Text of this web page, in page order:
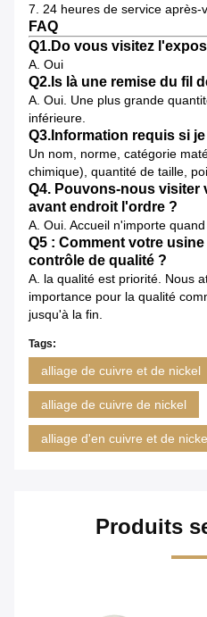
7. 24 heures de service après-
FAQ
Q1.Do vous visitez
A. Oui
Q2.Is là une remise du fil
A. Oui. Une plus grande
inférieure.
Q3.Information requis si
Un nom, norme, catégorie
chimique), quantité de taille,
Q4. Pouvons-nous visiter
avant endroit l'ordre ?
A. Oui. Accueil n'importe quand
Q5 : Comment votre
contrôle de qualité ?
A. la qualité est priorité. Nous
importance pour la qualité
jusqu'à la fin.
Tags:
alliage de cuivre et de nickel
alliage de cuivre de nickel
alliage d'en cuivre et de
Produits